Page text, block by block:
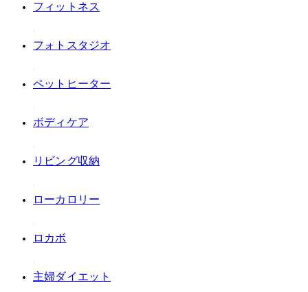
#フィットネス
#フォトスタジオ
#ペットヒーター
#ボディケア
#リビング収納
#ローカロリー
#ロカボ
#主婦ダイエット